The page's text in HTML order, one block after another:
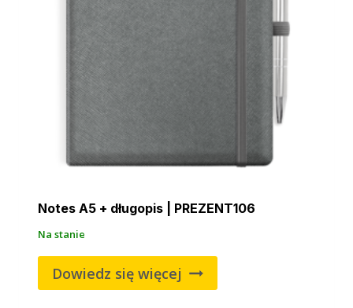
Notes A5 + długopis | PREZENT106
Na stanie
Dowiedz się więcej